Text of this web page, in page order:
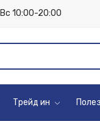
10:00-20:00
Трейд ин